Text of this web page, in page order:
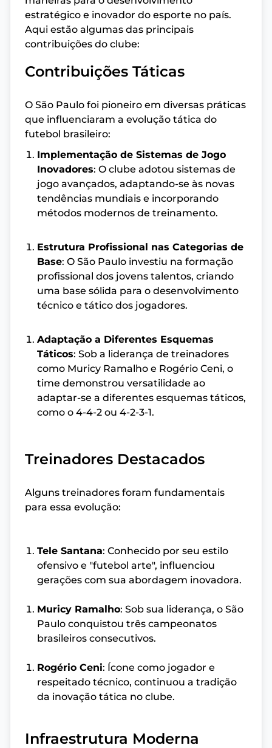
estratégico e inovador do esporte no país.
Aqui estão algumas das principais
contribuições do clube:
Contribuições Táticas
O São Paulo foi pioneiro em diversas práticas
que influenciaram a evolução tática do
futebol brasileiro:
Implementação de Sistemas de Jogo
Inovadores: O clube adotou sistemas de
jogo avançados, adaptando-se às novas
tendências mundiais e incorporando
métodos modernos de treinamento.
Estrutura Profissional nas Categorias de
Base: O São Paulo investiu na formação
profissional dos jovens talentos, criando
uma base sólida para o desenvolvimento
técnico e tático dos jogadores.
Adaptação a Diferentes Esquemas
Táticos: Sob a liderança de treinadores
como Muricy Ramalho e Rogério Ceni, o
time demonstrou versatilidade ao
adaptar-se a diferentes esquemas táticos,
como o 4-4-2 ou 4-2-3-1.
Treinadores Destacados
Alguns treinadores foram fundamentais
para essa evolução:
Tele Santana: Conhecido por seu estilo
ofensivo e "futebol arte", influenciou
gerações com sua abordagem inovadora.
Muricy Ramalho: Sob sua liderança, o São
Paulo conquistou três campeonatos
brasileiros consecutivos.
Rogério Ceni: Ícone como jogador e
respeitado técnico, continuou a tradição
da inovação tática no clube.
Infraestrutura Moderna